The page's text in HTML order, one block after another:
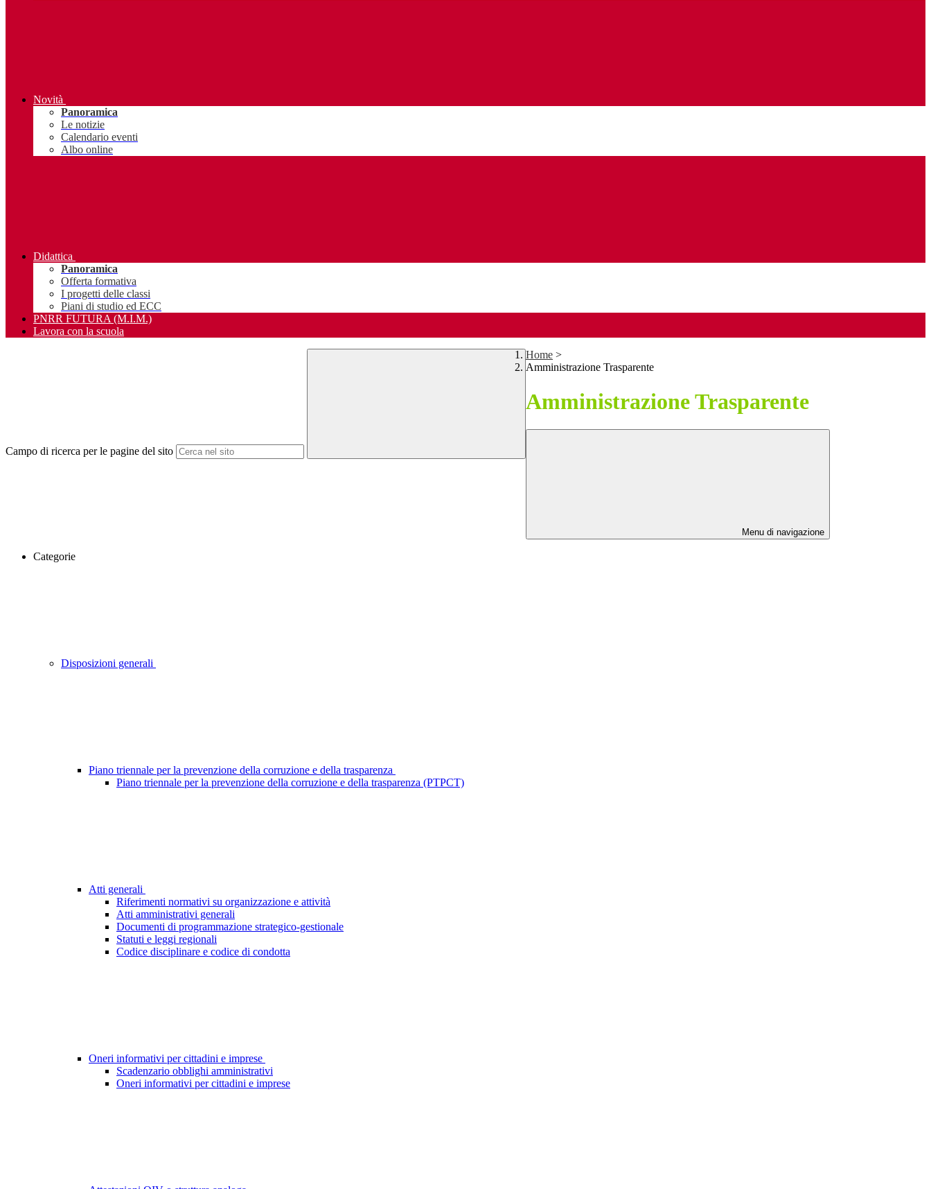
Novità
Panoramica
Le notizie
Calendario eventi
Albo online
Didattica
Panoramica
Offerta formativa
I progetti delle classi
Piani di studio ed ECC
PNRR FUTURA (M.I.M.)
Lavora con la scuola
Campo di ricerca per le pagine del sito
Home >
Amministrazione Trasparente
Amministrazione Trasparente
Menu di navigazione
Categorie
Disposizioni generali
Piano triennale per la prevenzione della corruzione e della trasparenza
Piano triennale per la prevenzione della corruzione e della trasparenza (PTPCT)
Atti generali
Riferimenti normativi su organizzazione e attività
Atti amministrativi generali
Documenti di programmazione strategico-gestionale
Statuti e leggi regionali
Codice disciplinare e codice di condotta
Oneri informativi per cittadini e imprese
Scadenzario obblighi amministrativi
Oneri informativi per cittadini e imprese